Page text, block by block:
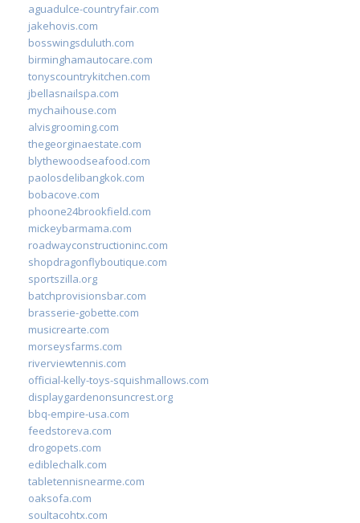
aguadulce-countryfair.com
jakehovis.com
bosswingsduluth.com
birminghamautocare.com
tonyscountrykitchen.com
jbellasnailspa.com
mychaihouse.com
alvisgrooming.com
thegeorginaestate.com
blythewoodseafood.com
paolosdelibangkok.com
bobacove.com
phoone24brookfield.com
mickeybarmama.com
roadwayconstructioninc.com
shopdragonflyboutique.com
sportszilla.org
batchprovisionsbar.com
brasserie-gobette.com
musicrearte.com
morseysfarms.com
riverviewtennis.com
official-kelly-toys-squishmallows.com
displaygardenonsuncrest.org
bbq-empire-usa.com
feedstoreva.com
drogopets.com
ediblechalk.com
tabletennisnearme.com
oaksofa.com
soultacohtx.com